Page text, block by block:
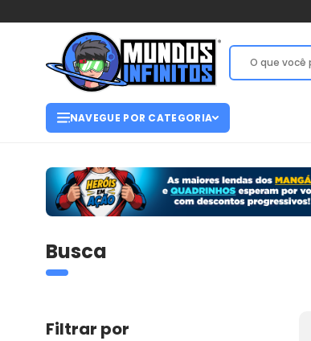
NAVEGUE POR CATEGORIA
Busca
Filtrar por